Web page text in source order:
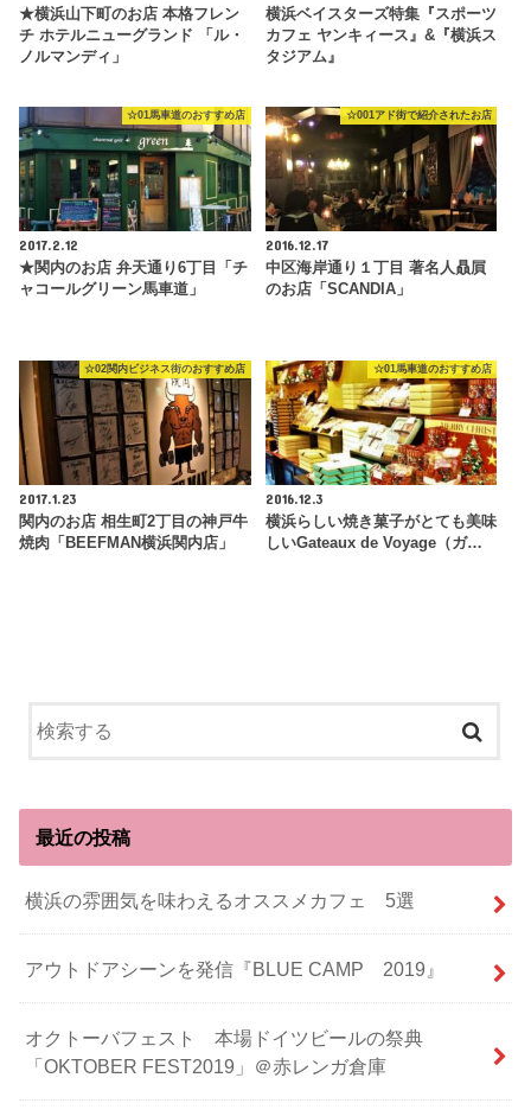
★横浜山下町のお店 本格フレン
チ ホテルニューグランド 「ル・
ノルマンディ」
横浜ベイスターズ特集『スポーツ
カフェ ヤンキィース』&『横浜ス
タジアム』
☆01馬車道のおすすめ店
2017.2.12
★関内のお店 弁天通り6丁目「チ
ャコールグリーン馬車道」
☆001アド街で紹介されたお店
2016.12.17
中区海岸通り１丁目 著名人贔屓
のお店「SCANDIA」
☆02関内ビジネス街のおすすめ店
2017.1.23
関内のお店 相生町2丁目の神戸牛
焼肉「BEEFMAN横浜関内店」
☆01馬車道のおすすめ店
2016.12.3
横浜らしい焼き菓子がとても美味
しいGateaux de Voyage（ガ…
最近の投稿
横浜の雰囲気を味わえるオススメカフェ 5選
アウトドアシーンを発信『BLUE CAMP 2019』
オクトーバフェスト 本場ドイツビールの祭典
「OKTOBER FEST2019」＠赤レンガ倉庫